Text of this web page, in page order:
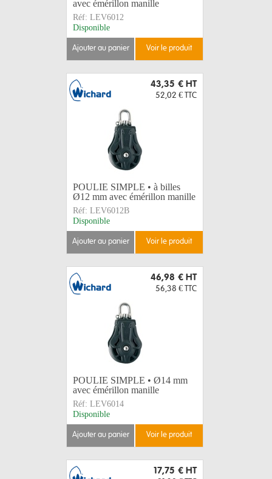
avec émérillon manille
Réf: LEV6012
Disponible
ajouter au panier voir le produit
43,35 € HT
52,02 € TTC
POULIE SIMPLE • à billes
Ø12 mm avec émérillon manille
Réf: LEV6012B
Disponible
ajouter au panier voir le produit
46,98 € HT
56,38 € TTC
POULIE SIMPLE • Ø14 mm
avec émérillon manille
Réf: LEV6014
Disponible
ajouter au panier voir le produit
17,75 € HT